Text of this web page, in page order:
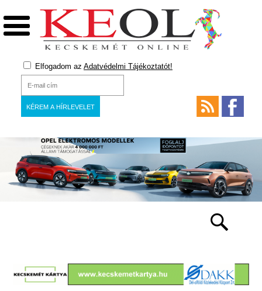
Elfogadom az Adatvédelmi Tájékoztatót!